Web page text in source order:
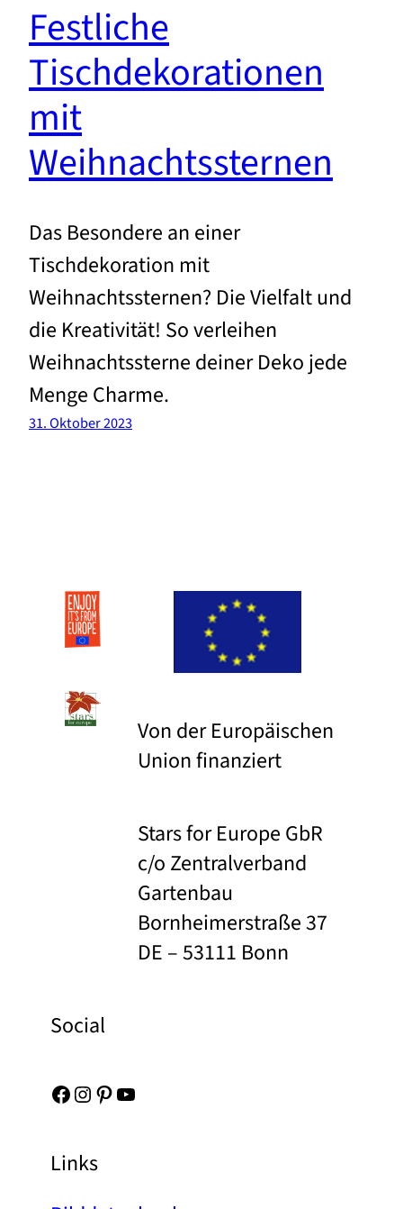
Festliche
Tischdekorationen
mit
Weihnachtssternen
Das Besondere an einer
Tischdekoration mit
Weihnachtssternen? Die Vielfalt und
die Kreativität! So verleihen
Weihnachtssterne deiner Deko jede
Menge Charme.
31. Oktober 2023
Von der Europäischen
Union finanziert
Stars for Europe GbR
c/o Zentralverband
Gartenbau
Bornheimerstraße 37
DE – 53111 Bonn
Social
Facebook Instagram Pinterest YouTube
Links